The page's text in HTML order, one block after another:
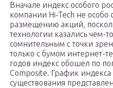
Вначале индекс особого
компании Hi-Tech не особо
размещению акций,
технологии казались чем-
сомнительным с точки
только с бумом интернет-
годов индекс обошел по
Composite. График
существования